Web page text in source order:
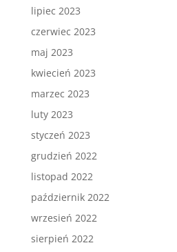
lipiec 2023
czerwiec 2023
maj 2023
kwiecień 2023
marzec 2023
luty 2023
styczeń 2023
grudzień 2022
listopad 2022
październik 2022
wrzesień 2022
sierpień 2022